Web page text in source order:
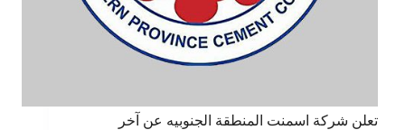
تعلن شركة اسمنت المنطقة الجنوبيه عن آخر